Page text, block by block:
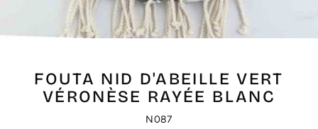
FOUTA NID D'ABEILLE VERT
VÉRONÈSE RAYÉE BLANC
N087